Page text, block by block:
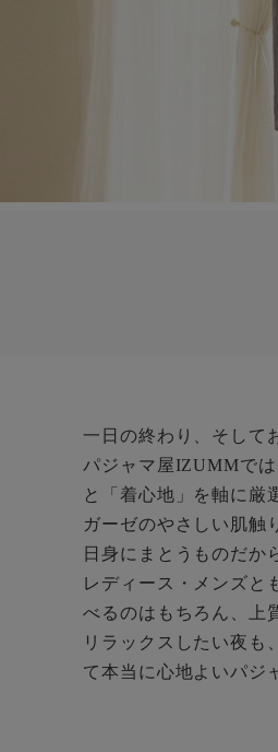
一日の終わり、そして
パジャマ屋IZUMMで
と「着心地」を軸に厳
ガーゼのやさしい肌触
日身にまとうものだか
レディース・メンズと
べるのはもちろん、上
リラックスしたい夜も
て本当に心地よいパジ